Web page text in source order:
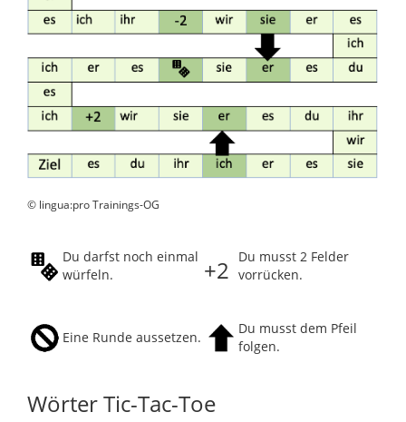
© lingua:pro Trainings-OG
Du darfst noch einmal
würfeln.
+2
Du musst 2 Felder
vorrücken.
Eine Runde aussetzen.
Du musst dem Pfeil
folgen.
Wörter Tic-Tac-Toe